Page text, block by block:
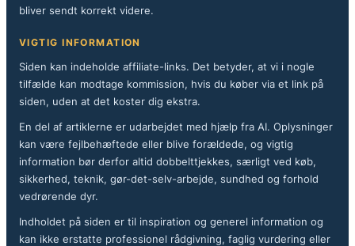
bliver sendt korrekt videre.
VIGTIG INFORMATION
Siden kan indeholde affiliate-links. Det betyder, at vi i nogle
tilfælde kan modtage kommission, hvis du køber via et link på
siden, uden at det koster dig ekstra.
En del af artiklerne er udarbejdet med hjælp fra AI. Oplysninger
kan være fejlbehæftede eller blive forældede, og vigtig
information bør derfor altid dobbelttjekkes, særligt ved køb,
sikkerhed, teknik, gør-det-selv-arbejde, sundhed og forhold
vedrørende dyr.
Indholdet på siden er til inspiration og generel information og
kan ikke erstatte professionel rådgivning, faglig vurdering eller